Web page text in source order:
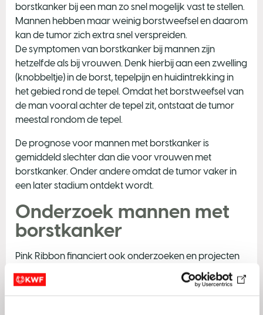
borstkanker bij een man zo snel mogelijk vast te stellen.
Mannen hebben maar weinig borstweefsel en daarom
kan de tumor zich extra snel verspreiden.
De symptomen van borstkanker bij mannen zijn
hetzelfde als bij vrouwen. Denk hierbij aan een zwelling
(knobbeltje) in de borst, tepelpijn en huidintrekking in
het gebied rond de tepel. Omdat het borstweefsel van
de man vooral achter de tepel zit, ontstaat de tumor
meestal rondom de tepel.
De prognose voor mannen met borstkanker is
gemiddeld slechter dan die voor vrouwen met
borstkanker. Onder andere omdat de tumor vaker in
een later stadium ontdekt wordt.
Onderzoek mannen met
borstkanker
Pink Ribbon financiert ook onderzoeken en projecten
op het gebied van mannen en borstkanker. Het project:
Optimale zorg en voorlichting voor mannen met
borstkanker.